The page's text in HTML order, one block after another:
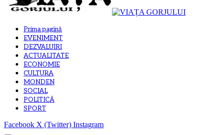
Prima pagină
EVENIMENT
DEZVALUIRI
ACTUALITATE
ECONOMIE
CULTURA
MONDEN
SOCIAL
POLITICĂ
SPORT
Facebook X (Twitter) Instagram